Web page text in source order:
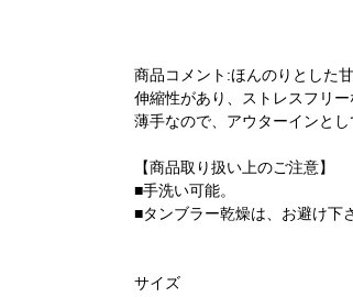
商品コメント:ほんのりとした
伸縮性があり、ストレスフリー
薄手なので、アウターインと
【商品取り扱い上のご注意】
■手洗い可能。
■タンブラー乾燥は、お避け下
サイズ